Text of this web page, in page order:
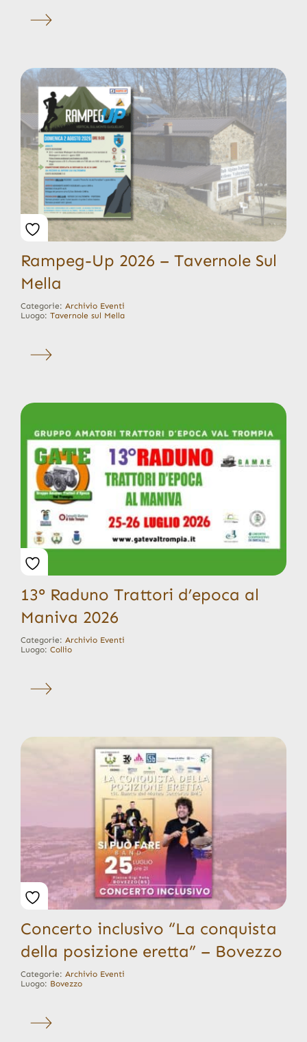
Rampeg-Up 2026 – Tavernole Sul
Mella
Categorie: Archivio Eventi
Luogo: Tavernole sul Mella
13° Raduno Trattori d’epoca al
Maniva 2026
Categorie: Archivio Eventi
Luogo: Collio
Concerto inclusivo “La conquista
della posizione eretta” – Bovezzo
Categorie: Archivio Eventi
Luogo: Bovezzo